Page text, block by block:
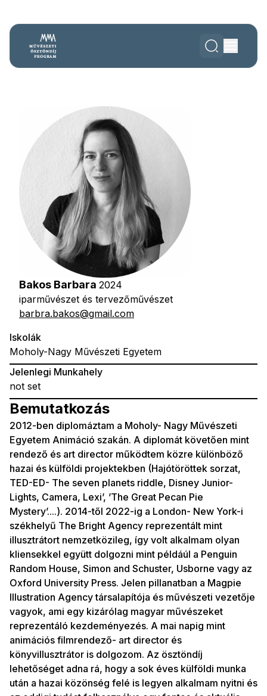
Bakos Barbara 2024
iparművészet és tervezőművészet
barbra.bakos@gmail.com
Bemutatkozás
2012-ben diplomáztam a Moholy- Nagy Művészeti
Egyetem Animáció szakán. A diplomát követően mint
rendező és art director működtem közre különböző
hazai és külföldi projektekben (Hajótöröttek sorzat,
TED-ED- The seven planets riddle, Disney Junior-
Lights, Camera, Lexi’, ’The Great Pecan Pie
Mystery’....). 2014-től 2022-ig a London- New York-i
székhelyű The Bright Agency reprezentált mint
illusztrátort nemzetközileg, így volt alkalmam olyan
kliensekkel együtt dolgozni mint példáúl a Penguin
Random House, Simon and Schuster, Usborne vagy az
Oxford University Press. Jelen pillanatban a Magpie
Illustration Agency társalapítója és művészeti vezetője
vagyok, ami egy kizárólag magyar művészeket
reprezentáló kezdeményezés. A mai napig mint
animációs filmrendező- art director és
könyvillusztrátor is dolgozom. Az ösztöndíj
lehetőséget adna rá, hogy a sok éves külföldi munka
után a hazai közönség felé is legyen alkalmam nyitni és
Iskolák
Moholy-Nagy Művészeti Egyetem
Jelenlegi Munkahely
not set